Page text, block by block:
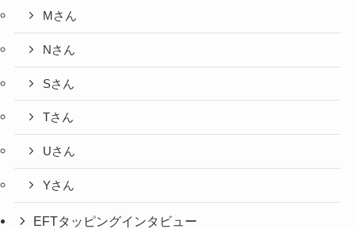
Mさん
Nさん
Sさん
Tさん
Uさん
Yさん
EFTタッピングインタビュー